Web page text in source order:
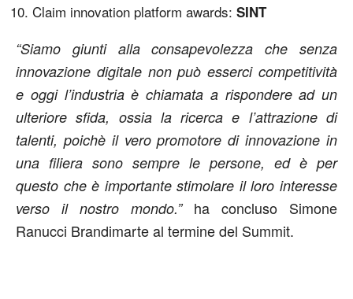
Claim innovation platform awards: SINT
“Siamo giunti alla consapevolezza che senza
innovazione digitale non può esserci competitività
e oggi l’industria è chiamata a rispondere ad un
ulteriore sfida, ossia la ricerca e l’attrazione di
talenti, poichè il vero promotore di innovazione in
una filiera sono sempre le persone, ed è per
questo che è importante stimolare il loro interesse
verso il nostro mondo.” ha concluso Simone
Ranucci Brandimarte al termine del Summit.